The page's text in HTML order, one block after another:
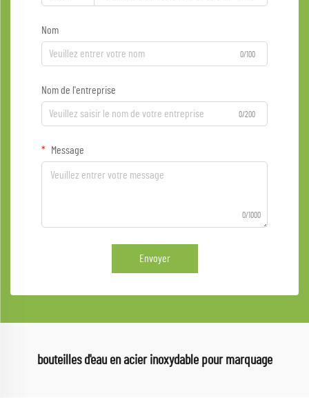
Nom
0/100
Nom de l'entreprise
0/200
Message
0/1000
Envoyer
bouteilles d'eau en acier inoxydable pour marquage